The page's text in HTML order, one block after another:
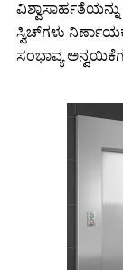
ಸ್ವಿಚ್‌ಗಳು
ಸಂಭಾವ್ಯ